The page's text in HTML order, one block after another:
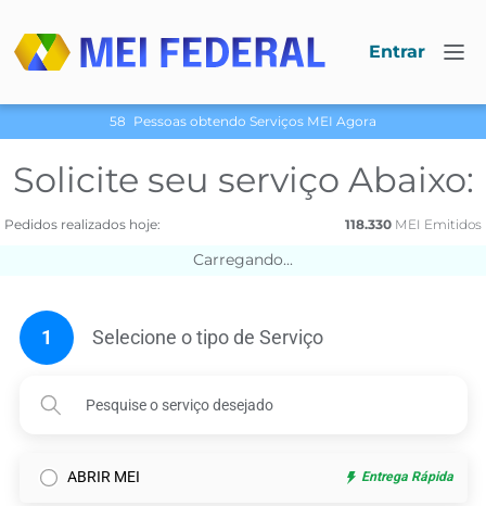
Entrar
58 Pessoas obtendo Serviços МЕI Agora
Solicite seu serviço Abaixo:
Pedidos realizados hoje: 118.330МЕI Emitidos
Carregando...
1 Selecione o tipo de Serviço
ABRIR MEI Entrega Rápida